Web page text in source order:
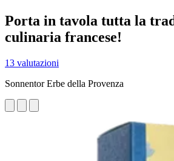
Porta in tavola tutta la
culinaria francese!
13 valutazioni
Sonnentor Erbe della Provenza